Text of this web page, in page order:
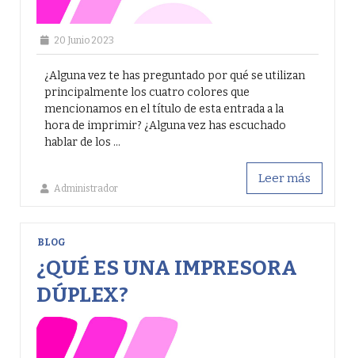
Administrador
20 Junio 2023
¿Alguna vez te has preguntado por qué se utilizan
principalmente los cuatro colores que
mencionamos en el título de esta entrada a la
hora de imprimir? ¿Alguna vez has escuchado
hablar de los ...
Leer más
¿QUÉ ES UNA IMPRESORA
DÚPLEX?
BLOG